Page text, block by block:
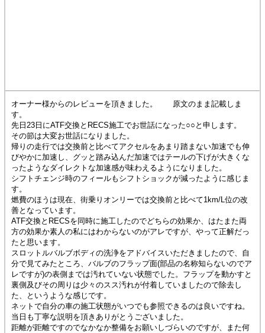
オーナー様からのレビューを頂きました。 原文のまま記載しま
す。
先日23日にATF交換とRECS施工でお世話になった○○と申します。
その節は大変お世話になりました。
帰りの走行では交換前と比べてアクセルをあまり踏まない加速でも伸
びやかに加速し、グッと踏み込んだ加速ではテールの下げが大きくな
ったようなダイレクトな加速感が味わえるようになりました。
シフトチェンジ時のフィールもシフトショックが減ったように感じま
す。
燃費のほうは現在、街乗りオンリーでは交換前と比べて1km/L位の改
善となっています。
ATF交換とRECSを同時に施工したのでどちらの効果か、はたまた両
方の効果か素人の私にはわからないのがアレですが、やって正解だっ
たと思います。
スロットルバルブボディの洗浄をアドバイスいただきましたので、自
分で見てみたところ、バルブのフラップ面(部品の名称知らないのでア
レですが)の表側までは汚れていない状態でした。フラップを動かすと
裏側及びその周りは少々のスス汚れが付着していましたので除去し
た、というような感じです。
ネットで自分の車の施工状態がいつでも参照できるのは良いですね。
当日も丁寧な説明を頂きありがとうございました。
距離が距離ですのでなかなか整備をお願いしづらいのですが、また何